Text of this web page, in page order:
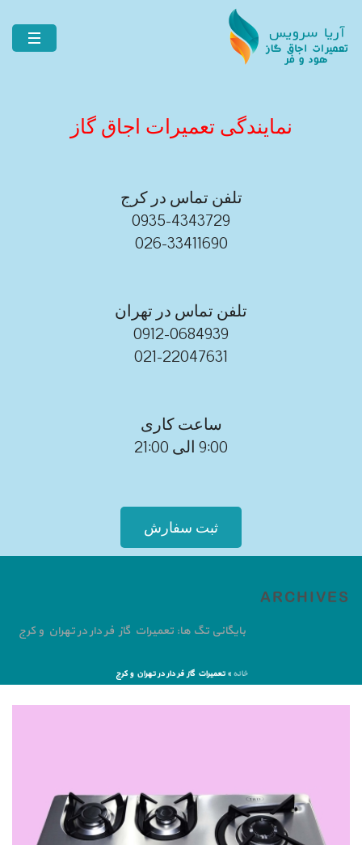
نمایندگی تعمیرات اجاق گاز
تلفن تماس در کرج
0935-4343729
026-33411690
تلفن تماس در تهران
0912-0684939
021-22047631
ساعت کاری
9:00 الی 21:00
ثبت سفارش
ARCHIVES
بایگانی تگ ها: تعمیرات گاز فر دار در تهران و کرج
خانه »تعمیرات گاز فر دار در تهران و کرج